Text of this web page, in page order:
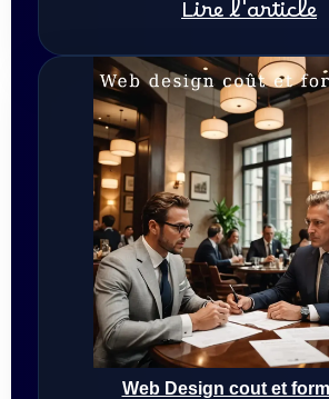
Lire l'article
Web Design cout et